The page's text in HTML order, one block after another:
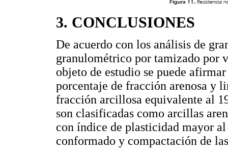
3. CONCLUSIONES
De acuerdo con los análisis de
granulométrico por tamizado por
objeto de estudio se puede
porcentaje de fracción arenosa y
fracción arcillosa equivalente al
son clasificadas como arcillas
con índice de plasticidad mayor
conformado y compactación de